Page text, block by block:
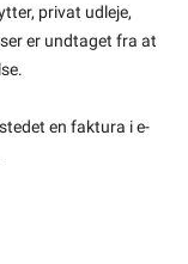
privat udleje,
er undtaget fra at
en faktura i e-